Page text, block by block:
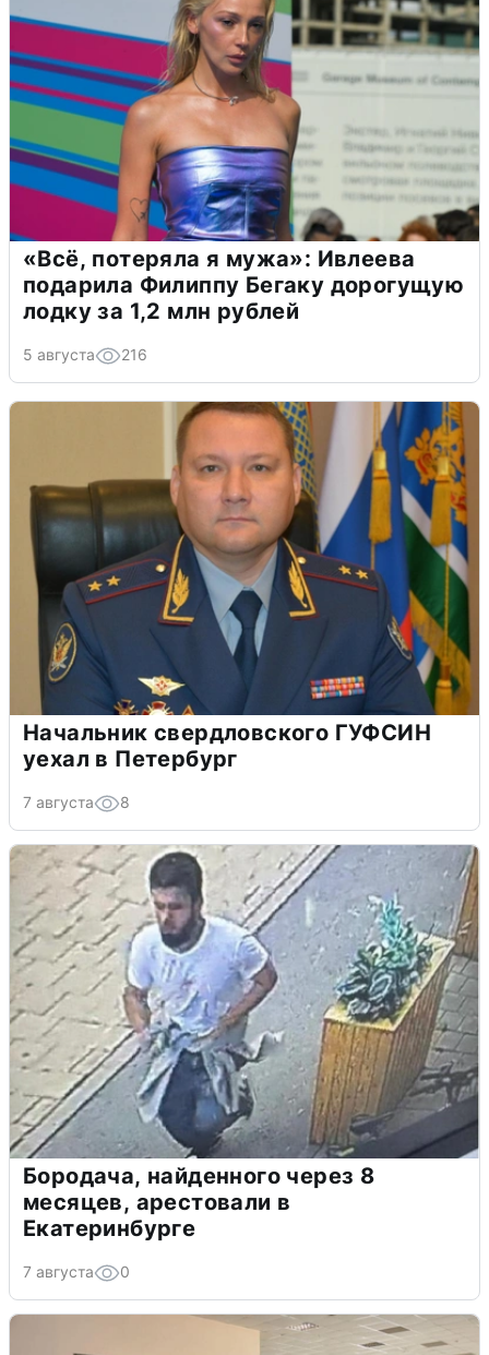
«Всё, потеряла я мужа»: Ивлеева
подарила Филиппу Бегаку дорогущую
лодку за 1,2 млн рублей
5 августа 216
Начальник свердловского ГУФСИН
уехал в Петербург
7 августа 8
Бородача, найденного через 8
месяцев, арестовали в
Екатеринбурге
7 августа 0